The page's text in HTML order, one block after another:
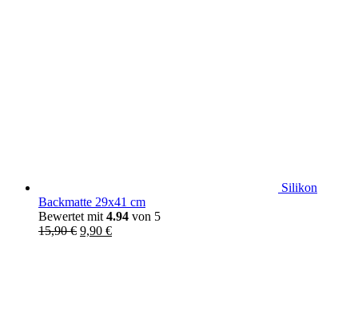
Silikon
Backmatte 29x41 cm
Bewertet mit 4.94 von 5
15,90€ Ursprünglicher
9,90 €Aktueller